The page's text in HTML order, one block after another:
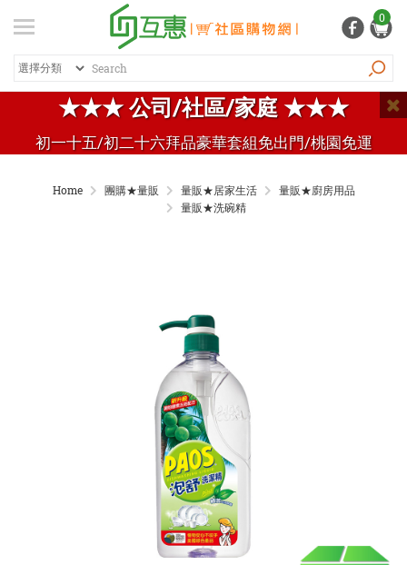
★★★ 公司/社區/家庭 ★★★
初一十五/初二十六拜品豪華套組免出門/桃園免運
0
登入 / 註冊
紅利專區
熱銷商品
Home 團購★量販 量販★居家生活
量販★廚房用品
量販★洗碗精